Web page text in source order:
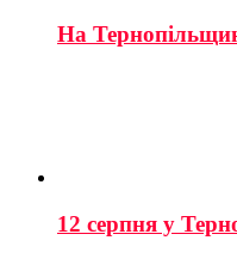
На
12 серпня у